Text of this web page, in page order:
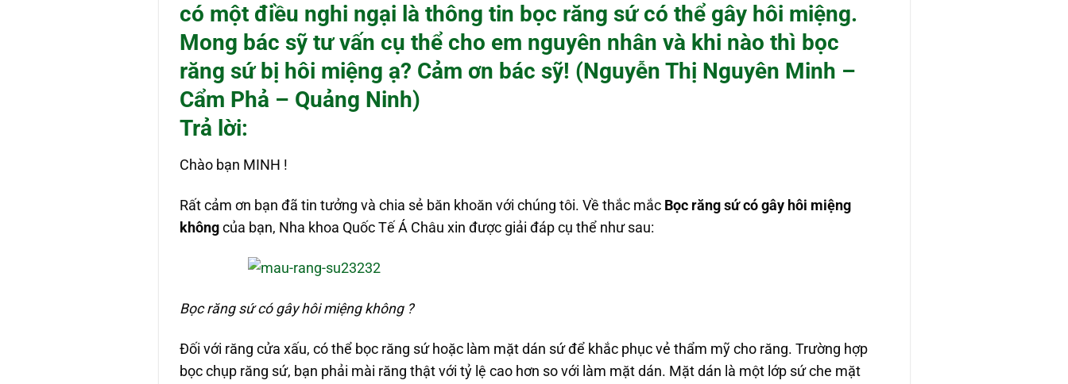
có một điều nghi ngại là thông tin bọc răng sứ có thể gây hôi miệng.
Mong bác sỹ tư vấn cụ thể cho em nguyên nhân và khi nào thì bọc
răng sứ bị hôi miệng ạ? Cảm ơn bác sỹ! (Nguyễn Thị Nguyên Minh –
Cẩm Phả – Quảng Ninh)
Trả lời:
Chào bạn MINH !
Rất cảm ơn bạn đã tin tưởng và chia sẻ băn khoăn với chúng tôi. Về thắc mắc Bọc răng sứ có gây hôi miệng
khôngcủa bạn, Nha khoa Quốc Tế Á Châu xin được giải đáp cụ thể như sau:
Bọc răng sứ có gây hôi miệng không ?
Đối với răng cửa xấu, có thể bọc răng sứ hoặc làm mặt dán sứ để khắc phục vẻ thẩm mỹ cho răng. Trường hợp
bọc chụp răng sứ, bạn phải mài răng thật với tỷ lệ cao hơn so với làm mặt dán. Mặt dán là một lớp sứ che mặt